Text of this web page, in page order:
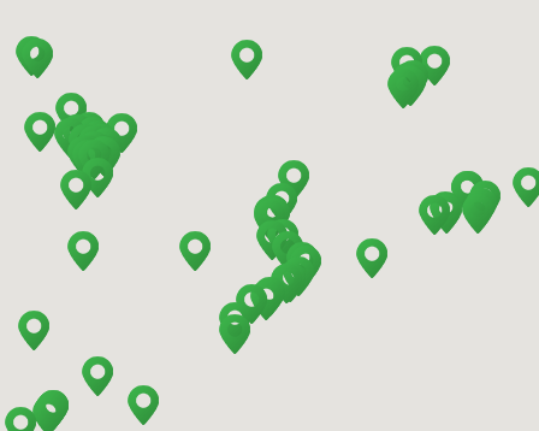
Barcelona - Mataro
Barcelona - Terrassa
Benidorm - Centro
Bilbao - Barakaldo
Bilbao - Deusto